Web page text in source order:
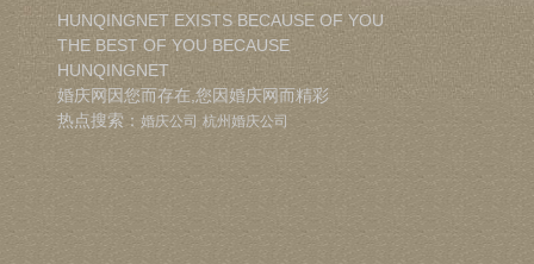
HUNQINGNET EXISTS BECAUSE OF YOU
THE BEST OF YOU BECAUSE
HUNQINGNET
婚庆网因您而存在,您因婚庆网而精彩
热点搜索： 婚庆公司 杭州婚庆公司